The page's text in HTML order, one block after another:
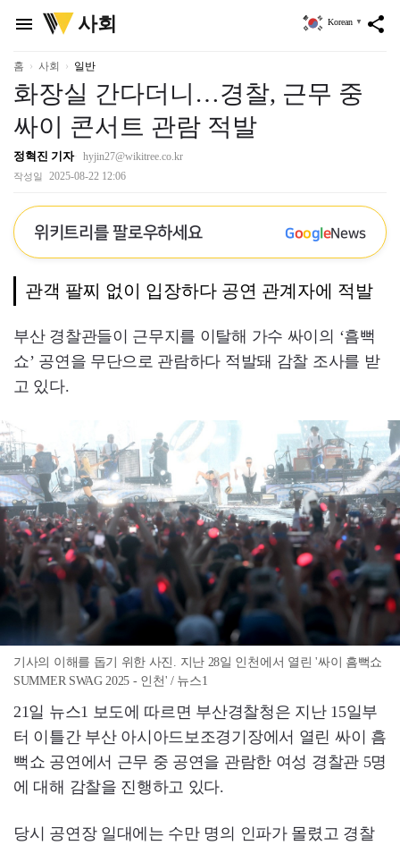
menu
위
키
리
사회 share
Korean ▼
홈 사회 일반
화장실 간다더니…경찰, 근무 중
싸이 콘서트 관람 적발
정혁진 기자 hyjin27@wikitree.co.kr
작성일 2025-08-22 12:06
위키트리를 팔로우하세요 GoogleNews
관객 팔찌 없이 입장하다 공연 관계자에 적발
부산 경찰관들이 근무지를 이탈해 가수 싸이의 ‘흠뻑
쇼’ 공연을 무단으로 관람하다 적발돼 감찰 조사를 받
고 있다.
기사의 이해를 돕기 위한 사진. 지난 28일 인천에서 열린 '싸이 흠뻑쇼
SUMMER SWAG 2025 - 인천' / 뉴스1
21일 뉴스1 보도에 따르면 부산경찰청은 지난 15일부
터 이틀간 부산 아시아드보조경기장에서 열린 싸이 흠
뻑쇼 공연에서 근무 중 공연을 관람한 여성 경찰관 5명
에 대해 감찰을 진행하고 있다.
당시 공연장 일대에는 수만 명의 인파가 몰렸고 경찰